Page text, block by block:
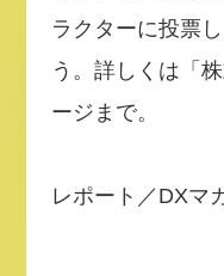
ラクターに投票
う。詳しくは「
ージまで。
レポート／DXマ